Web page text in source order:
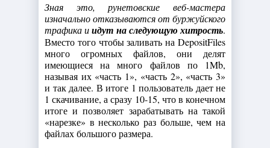
Зная это, рунетовские веб-мастера
изначально отказываются от буржуйского
трафика иидут на следующую хитрость.
Вместо того чтобы заливать на DepositFiles
много огромных файлов, они делят
имеющиеся на много файлов по 1Mb,
называя их «часть 1», «часть 2», «часть 3»
и так далее. В итоге 1 пользователь дает не
1 скачивание, а сразу 10-15, что в конечном
итоге и позволяет зарабатывать на такой
«нарезке» в несколько раз больше, чем на
файлах большого размера.